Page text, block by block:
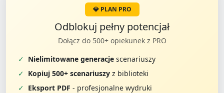
💎 PLAN PRO
Odblokuj pełny potencjał
Dołącz do 500+ opiekunek z PRO
✓ Nielimitowane generacje scenariuszy
✓ Kopiuj 500+ scenariuszy z biblioteki
✓ Eksport PDF - profesjonalne wydruki